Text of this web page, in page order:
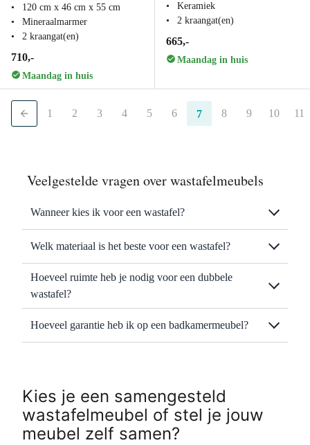
120 cm x 46 cm x 55 cm
Mineraalmarmer
2 kraangat(en)
710,-
Maandag in huis
Keramiek
2 kraangat(en)
665,-
Maandag in huis
1 2 3 4 5 6 7 8 9 10 11
Veelgestelde vragen over wastafelmeubels
Wanneer kies ik voor een wastafel?
Welk materiaal is het beste voor een wastafel?
Hoeveel ruimte heb je nodig voor een dubbele
wastafel?
Hoeveel garantie heb ik op een badkamermeubel?
Kies je een samengesteld
wastafelmeubel of stel je jouw
meubel zelf samen?